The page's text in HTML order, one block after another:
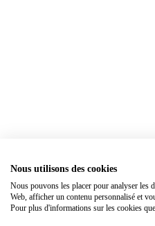
Nous utilisons des cookies
Nous pouvons les placer pour analyser les
Web, afficher un contenu personnalisé et
Pour plus d'informations sur les cookies